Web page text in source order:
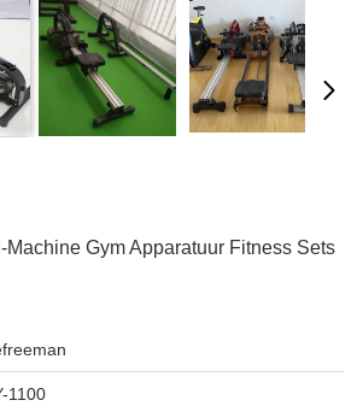
Machine Gym Apparatuur Fitness Sets
1100